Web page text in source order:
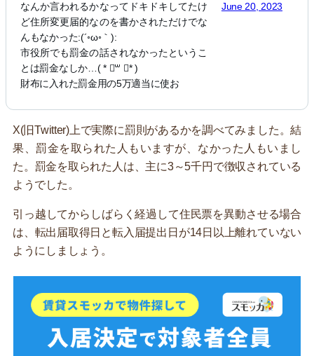
なんか言われるかなってドキドキしてたけ
ど住所変更届的なのを書かされただけでな
んもなかった:(´◦ω◦｀):
市役所でも罰金の話されなかったというこ
とは罰金なしか…( * ॑꒳ ॑* )
財布に入れた罰金用の5万適当に使お
June 20, 2023
X(旧Twitter)上で実際に罰則があるかを調べてみました。結
果、罰金を取られた人もいますが、なかった人もいまし
た。罰金を取られた人は、主に3～5千円で徴収されている
ようでした。
引っ越してからしばらく経過して住民票を異動させる場合
は、転出届取得日と転入届提出日が14日以上離れていない
ようにしましょう。